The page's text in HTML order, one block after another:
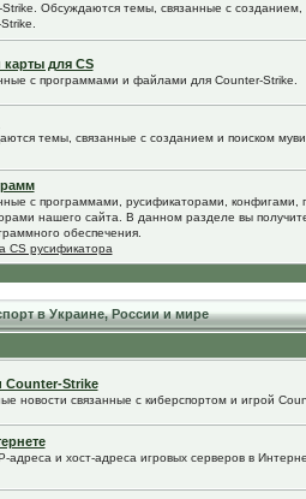
Strike. Обсуждаются темы, связанные с
для CS
с программами и файлами для Counter-Strike.
темы, связанные с созданием и поиском
с программами, русификаторами, конфигами,
нашего сайта. В данном разделе вы
обеспечения.
CS русификатора
в Украине, России и мире
Counter-Strike
новости связанные с киберспортом и игрой
адреса и хост-адреса игровых серверов в